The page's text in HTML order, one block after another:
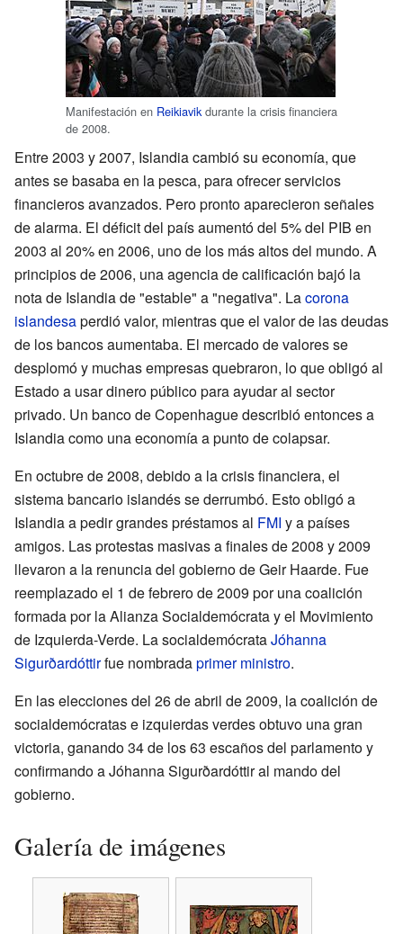
Manifestación en Reikiavikdurante la crisis financiera
de 2008.
Entre 2003 y 2007, Islandia cambió su economía, que
antes se basaba en la pesca, para ofrecer servicios
financieros avanzados. Pero pronto aparecieron señales
de alarma. El déficit del país aumentó del 5% del PIB en
2003 al 20% en 2006, uno de los más altos del mundo. A
principios de 2006, una agencia de calificación bajó la
nota de Islandia de "estable" a "negativa". Lacorona
islandesaperdió valor, mientras que el valor de las deudas
de los bancos aumentaba. El mercado de valores se
desplomó y muchas empresas quebraron, lo que obligó al
Estado a usar dinero público para ayudar al sector
privado. Un banco de Copenhague describió entonces a
Islandia como una economía a punto de colapsar.
En octubre de 2008, debido a la crisis financiera, el
sistema bancario islandés se derrumbó. Esto obligó a
Islandia a pedir grandes préstamos al FMI y a países
amigos. Las protestas masivas a finales de 2008 y 2009
llevaron a la renuncia del gobierno de Geir Haarde. Fue
reemplazado el 1 de febrero de 2009 por una coalición
formada por la Alianza Socialdemócrata y el Movimiento
de Izquierda-Verde. La socialdemócrataJóhanna
Sigurðardóttirfue nombradaprimer ministro.
En las elecciones del 26 de abril de 2009, la coalición de
socialdemócratas e izquierdas verdes obtuvo una gran
victoria, ganando 34 de los 63 escaños del parlamento y
confirmando a Jóhanna Sigurðardóttir al mando del
gobierno.
Galería de imágenes